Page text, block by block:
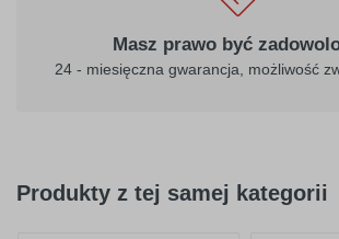
Masz prawo być
24 - miesięczna gwarancja, możliwość
Produkty z tej samej kategorii